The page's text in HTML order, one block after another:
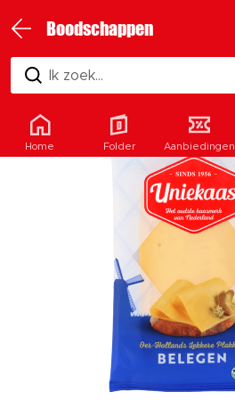
Boodschappen
Ik zoek...
Home Folder Aanbiedingen